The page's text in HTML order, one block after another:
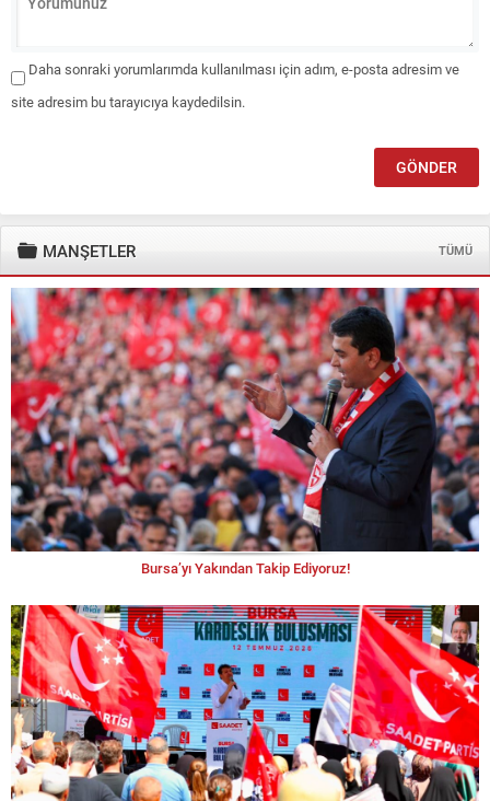
Daha sonraki yorumlarımda kullanılması için adım, e-posta adresim ve
site adresim bu tarayıcıya kaydedilsin.
MANŞETLER TÜMÜ
Bursa’yı Yakından Takip Ediyoruz!